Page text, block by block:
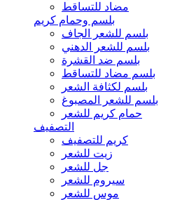
مضاد للتساقط
بلسم وحمام كريم
بلسم للشعر الجاف
بلسم للشعر الدهني
بلسم ضد القشرة
بلسم مضاد للتساقط
بلسم لكثافة الشعر
بلسم للشعر المصبوغ
حمام كريم للشعر
التصفيف
كريم للتصفيف
زيت للشعر
جل للشعر
سيروم للشعر
موس للشعر